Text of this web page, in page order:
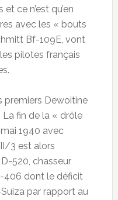
ce n’est qu’en
avec les « bouts
Bf-109E, vont
pilotes français
premiers Dewoitine
La fin de la « drôle
1940 avec
II/3 est alors
520, chasseur
406 dont le déficit
par rapport au